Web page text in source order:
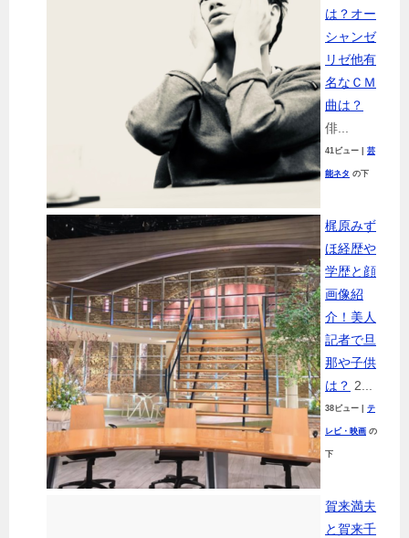
は？オー
シャンゼ
リゼ他有
名なＣＭ
曲は？
俳...
41ビュー 芸
能ネタ の下
梶原みず
ほ経歴や
学歴と顔
画像紹
介！美人
記者で旦
那や子供
は？ 2...
38ビュー テ
レビ・映画 の
下
賀来満夫
と賀来千